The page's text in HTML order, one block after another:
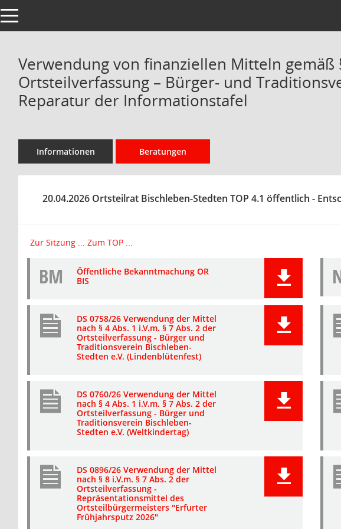
Toggle navigation
Verwendung von finanziellen Mitteln gemäß
Ortsteilverfassung – Bürger- und
Reparatur der Informationstafel
Informationen Beratungen
20.04.2026 Ortsteilrat Bischleben-Stedten TOP 4.1 öffentlich -
Zur Sitzung ... Zum TOP ...
BM
Öffentliche Bekanntmachung OR
BIS
DS 0758/26 Verwendung der Mittel
nach § 4 Abs. 1 i.V.m. § 7 Abs. 2 der
Ortsteilverfassung - Bürger und
Traditionsverein Bischleben-
Stedten e.V. (Lindenblütenfest)
DS 0760/26 Verwendung der Mittel
nach § 4 Abs. 1 i.V.m. § 7 Abs. 2 der
Ortsteilverfassung - Bürger und
Traditionsverein Bischleben-
Stedten e.V. (Weltkindertag)
DS 0896/26 Verwendung der Mittel
nach § 8 i.V.m. § 7 Abs. 2 der
Ortsteilverfassung -
Repräsentationsmittel des
Ortsteilbürgermeisters "Erfurter
Frühjahrsputz 2026"